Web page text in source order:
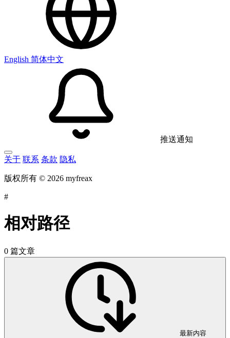
English 简体中文
推送通知
关于 联系 条款 隐私
版权所有 © 2026 myfreax
#
相对路径
0 篇文章
最新内容